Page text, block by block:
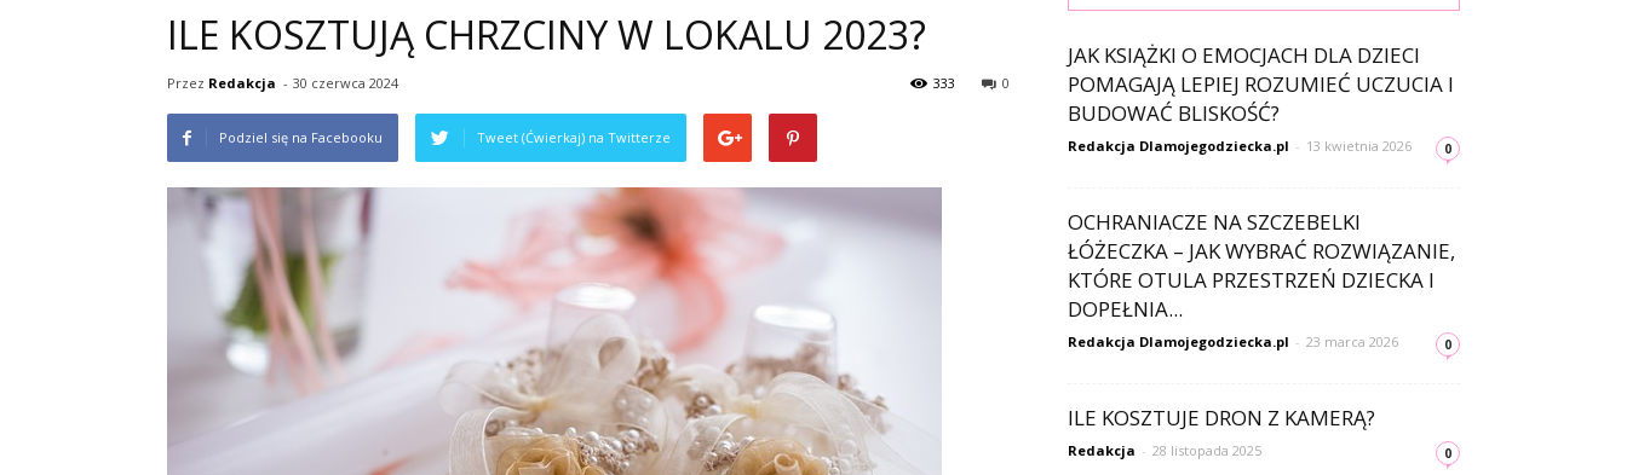
ILE KOSZTUJĄ CHRZCINY W LOKALU 2023?
Przez Redakcja - 30 czerwca 2024 0
333
Podziel się na Facebooku Tweet (Ćwierkaj) na Twitterze
JAK KSIĄŻKI O EMOCJACH DLA DZIECI
POMAGAJĄ LEPIEJ ROZUMIEĆ UCZUCIA I
BUDOWAĆ BLISKOŚĆ?
Redakcja Dlamojegodziecka.pl - 13 kwietnia 2026 0
OCHRANIACZE NA SZCZEBELKI
ŁÓŻECZKA – JAK WYBRAĆ ROZWIĄZANIE,
KTÓRE OTULA PRZESTRZEŃ DZIECKA I
DOPEŁNIA...
Redakcja Dlamojegodziecka.pl - 23 marca 2026 0
ILE KOSZTUJE DRON Z KAMERĄ?
Redakcja - 28 listopada 2025 0